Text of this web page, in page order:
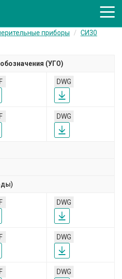
приборы
СИ30
(УГО)
DWG
DWG
DWG
DWG
DWG